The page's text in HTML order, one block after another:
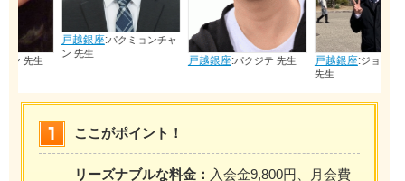
戸越銀座:パクミョンチャ
ン 先生
戸越銀座:パクジテ 先生 戸越銀座:ジョンヒソク
ここがポイント！
リーズナブルな料金： 入会金9,800円、月会費